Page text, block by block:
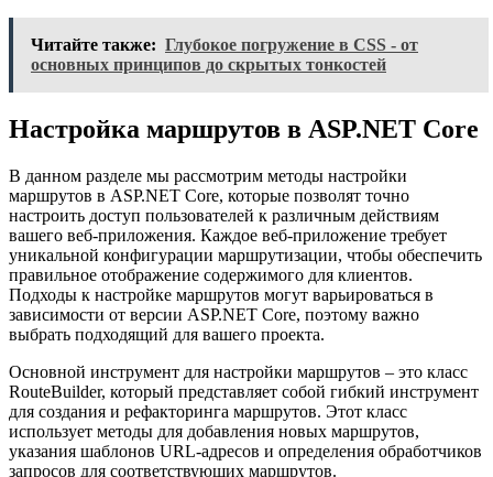
Читайте также: Глубокое погружение в CSS - от
основных принципов до скрытых тонкостей
Настройка маршрутов в ASP.NET Core
В данном разделе мы рассмотрим методы настройки
маршрутов в ASP.NET Core, которые позволят точно
настроить доступ пользователей к различным действиям
вашего веб-приложения. Каждое веб-приложение требует
уникальной конфигурации маршрутизации, чтобы обеспечить
правильное отображение содержимого для клиентов.
Подходы к настройке маршрутов могут варьироваться в
зависимости от версии ASP.NET Core, поэтому важно
выбрать подходящий для вашего проекта.
Основной инструмент для настройки маршрутов – это класс
RouteBuilder, который представляет собой гибкий инструмент
для создания и рефакторинга маршрутов. Этот класс
использует методы для добавления новых маршрутов,
указания шаблонов URL-адресов и определения обработчиков
запросов для соответствующих маршрутов.